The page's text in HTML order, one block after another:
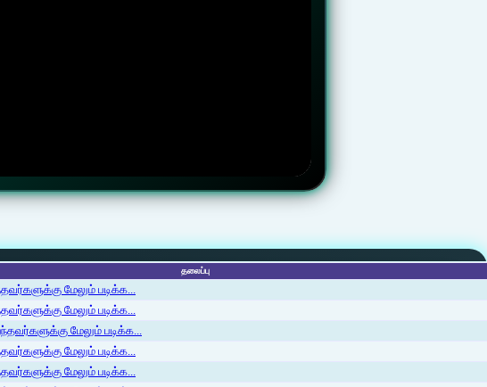
தலைப்பு
மேலும் படிக்க...
மேலும் படிக்க...
மேலும் படிக்க...
மேலும் படிக்க...
மேலும் படிக்க...